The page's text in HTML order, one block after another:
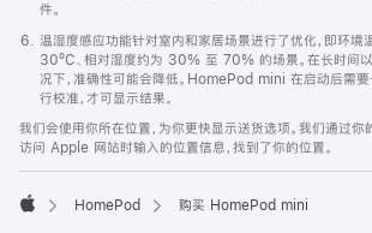
件。
温湿度感应功能针对室内和家居场景进行了优化，即环境
30ºC、相对湿度约为 30% 至 70% 的场景。在长时间
况下，准确性可能会降低。HomePod mini 在启动后需
行校准，才可显示结果。
我们会使用你所在位置，为你更快显示送货选项。我们通过你
访问 Apple 网站时输入的位置信息，找到了你的位置。
HomePod 购买 HomePod mini